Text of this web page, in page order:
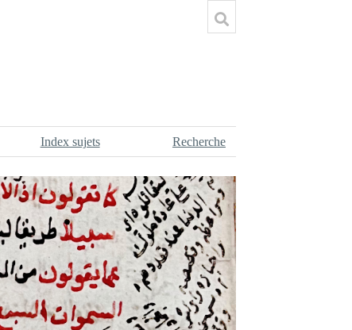
Index sujets Recherche